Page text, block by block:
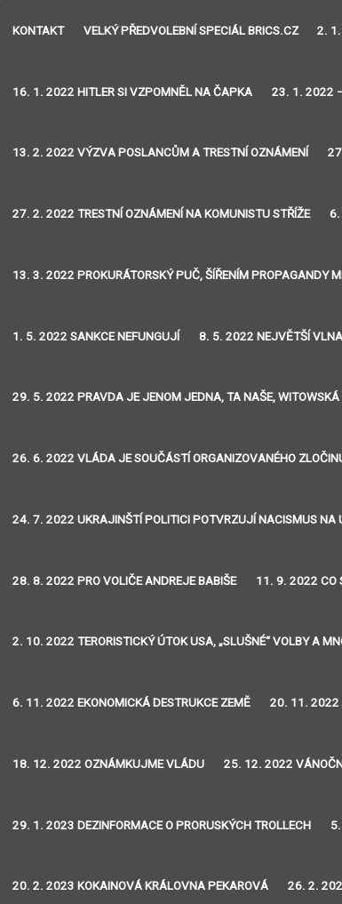
KONTAKT VELKÝ PŘEDVOLEBNÍ SPECIÁL BRICS.CZ 2. 1.
16. 1. 2022 HITLER SI VZPOMNĚL NA ČAPKA 23. 1. 2022 –
13. 2. 2022 VÝZVA POSLANCŮM A TRESTNÍ OZNÁMENÍ
27. 2. 2022 TRESTNÍ OZNÁMENÍ NA KOMUNISTU STŘÍŽE 6.
13. 3. 2022 PROKURÁTORSKÝ PUČ, ŠÍŘENÍM PROPAGANDY
1. 5. 2022 SANKCE NEFUNGUJÍ 8. 5. 2022 NEJVĚTŠÍ
29. 5. 2022 PRAVDA JE JENOM JEDNA, TA NAŠE, WITOWSKÁ
26. 6. 2022 VLÁDA JE SOUČÁSTÍ ORGANIZOVANÉHO
24. 7. 2022 UKRAJINŠTÍ POLITICI POTVRZUJÍ NACISMUS NA
28. 8. 2022 PRO VOLIČE ANDREJE BABIŠE 11. 9. 2022 CO
2. 10. 2022 TERORISTICKÝ ÚTOK USA, „SLUŠNÉ“ VOLBY A
6. 11. 2022 EKONOMICKÁ DESTRUKCE ZEMĚ 20. 11. 2022
18. 12. 2022 OZNÁMKUJME VLÁDU 25. 12. 2022
29. 1. 2023 DEZINFORMACE O PRORUSKÝCH TROLLECH
20. 2. 2023 KOKAINOVÁ KRÁLOVNA PEKAROVÁ 26. 2.